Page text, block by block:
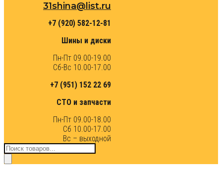
31shina@list.ru
+7 (920) 582-12-81
Шины и диски
Пн-Пт 09.00-19.00
Сб-Вс 10.00-17.00
+7 (951) 152 22 69
СТО и запчасти
Пн-Пт 09.00-18.00
Сб 10.00-17.00
Вс – выходной
Поиск
товаров